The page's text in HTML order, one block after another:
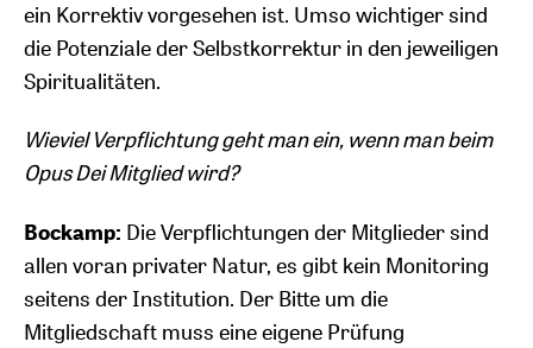
ein Korrektiv vorgesehen ist. Umso wichtiger sind
die Potenziale der Selbstkorrektur in den jeweiligen
Spiritualitäten.
Wieviel Verpflichtung geht man ein, wenn man beim
Opus Dei Mitglied wird?
Bockamp: Die Verpflichtungen der Mitglieder sind
allen voran privater Natur, es gibt kein Monitoring
seitens der Institution. Der Bitte um die
Mitgliedschaft muss eine eigene Prüfung